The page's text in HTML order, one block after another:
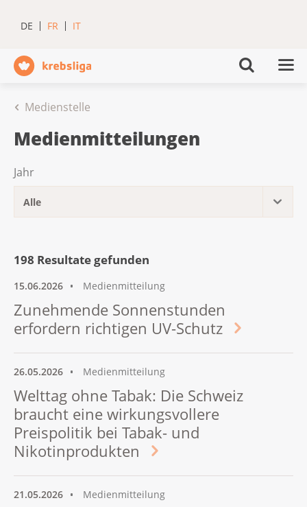
DE FR IT
Medienstelle
Medienmitteilungen
Jahr
198 Resultate gefunden
15.06.2026 Medienmitteilung
Zunehmende Sonnenstunden
erfordern richtigen UV-Schutz
26.05.2026 Medienmitteilung
Welttag ohne Tabak: Die Schweiz
braucht eine wirkungsvollere
Preispolitik bei Tabak- und
Nikotinprodukten
21.05.2026 Medienmitteilung